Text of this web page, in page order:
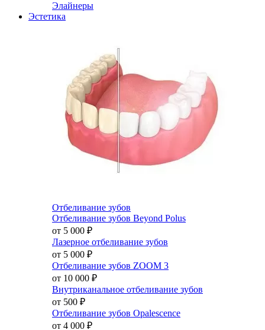
Элайнеры
Эстетика
Отбеливание зубов
Отбеливание зубов Beyond Polus
от 5 000 ₽
Лазерное отбеливание зубов
от 5 000 ₽
Отбеливание зубов ZOOM 3
от 10 000 ₽
Внутриканальное отбеливание зубов
от 500 ₽
Отбеливание зубов Opalescence
от 4 000 ₽